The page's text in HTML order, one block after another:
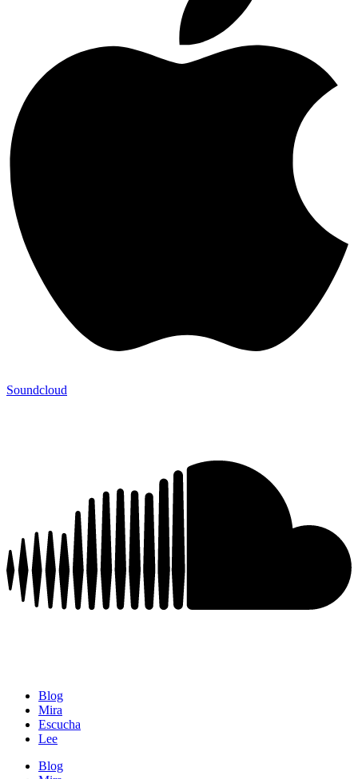
Soundcloud
Blog
Mira
Escucha
Lee
Blog